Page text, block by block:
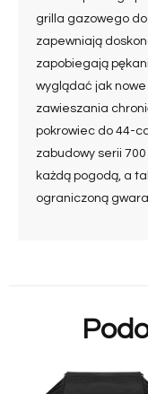
grilla gazowego do
zapewniają
zapobiegają
wyglądać jak
zawieszania
pokrowiec do 44-
zabudowy serii
każdą pogodą, a
ograniczoną